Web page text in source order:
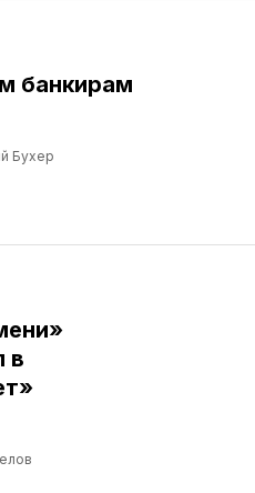
банкирам
Бухер
в